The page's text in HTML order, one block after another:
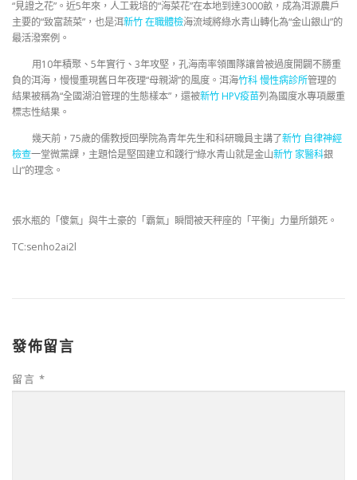
“見證之花”。近5年來，人工栽培的“海菜花”在本地到達3000畝，成為洱源農戶
主要的“致富蔬菜”，也是洱新竹 在職體檢海流域將綠水青山轉化為“金山銀山”的
最活潑案例。
用10年積聚、5年實行、3年攻堅，孔海南率領團隊讓曾被過度開闢不勝重
負的洱海，慢慢重現舊日年夜理“母親湖”的風度。洱海竹科 慢性病診所管理的
結果被稱為“全國湖泊管理的生態樣本”，還被新竹 HPV疫苗列為國度水專項嚴重
標志性結果。
幾天前，75歲的儒教授回學院為青年先生和科研職員主講了新竹 自律神經
檢查一堂微黨課，主題恰是堅固建立和踐行“綠水青山就是金山新竹 家醫科銀
山”的理念。
張水瓶的「傻氣」與牛土豪的「霸氣」瞬間被天秤座的「平衡」力量所鎖死。
TC:senho2ai2l
發佈留言
留言 *